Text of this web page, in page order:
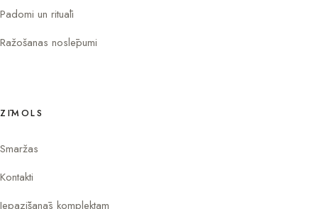
Padomi un rituāli
Ražošanas noslēpumi
ZĪMOLS
Smaržas
Kontakti
Iepazīšanās komplektam